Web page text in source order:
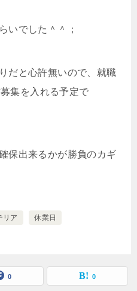
いでした＾＾；
だと心許無いので、就職
集を入れる予定で
保出来るかが勝負のカギ
リア 休業日
0 0